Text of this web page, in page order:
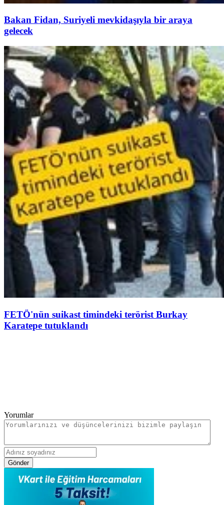
Bakan Fidan, Suriyeli mevkidaşıyla bir araya
gelecek
FETÖ'nün suikast timindeki terörist Burkay
Karatepe tutuklandı
Yorumlar
Gönder